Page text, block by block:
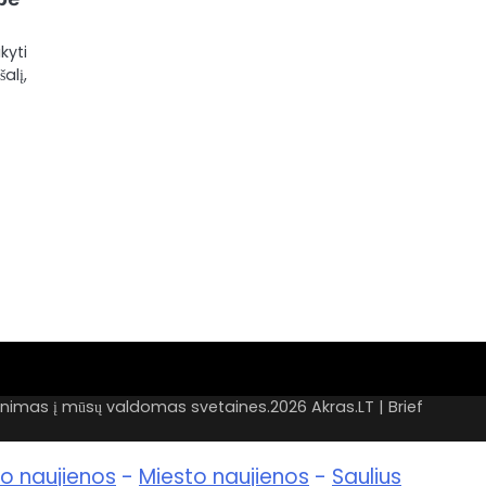
į mūsų valdomas svetaines.2026 Akras.LT | Brief
naujienos - Miesto naujienos - Saulius